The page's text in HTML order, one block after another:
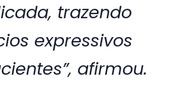
trazendo
expressivos
afirmou.